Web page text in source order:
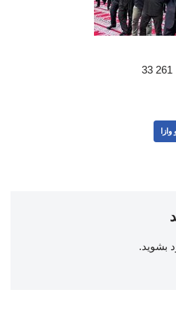
261 33
بشوید.